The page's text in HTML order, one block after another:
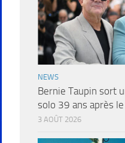
NEWS
Bernie Taupin sort
solo 39 ans après
3 AOÛT 2026